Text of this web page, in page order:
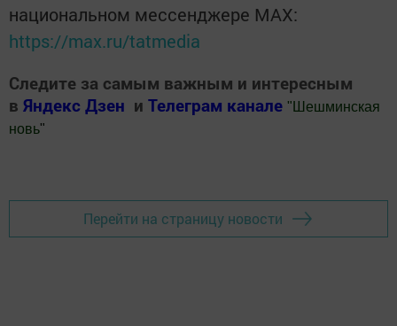
национальном мессенджере MАХ:
https://max.ru/tatmedia
Следите за самым важным и интересным
в Яндекс Дзен и Телеграм канале " Шешминская
новь"
Перейти на страницу новости